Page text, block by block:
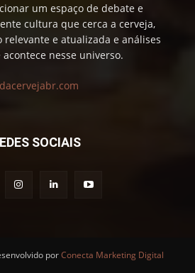
um espaço de debate e
cultura que cerca a cerveja,
e atualizada e análises
nesse universo.
SOCIAIS
porConecta Marketing Digital